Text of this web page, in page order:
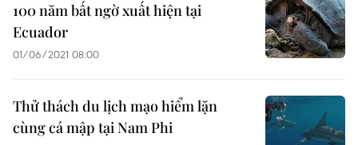
100 năm bất ngờ xuất hiện tại
Ecuador
01/06/2021 08:00
Thử thách du lịch mạo hiểm lặn
cùng cá mập tại Nam Phi